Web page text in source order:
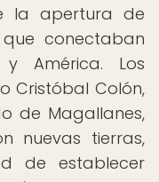
la apertura de
conectaban
América. Los
Cristóbal Colón,
de Magallanes,
nuevas tierras,
de establecer